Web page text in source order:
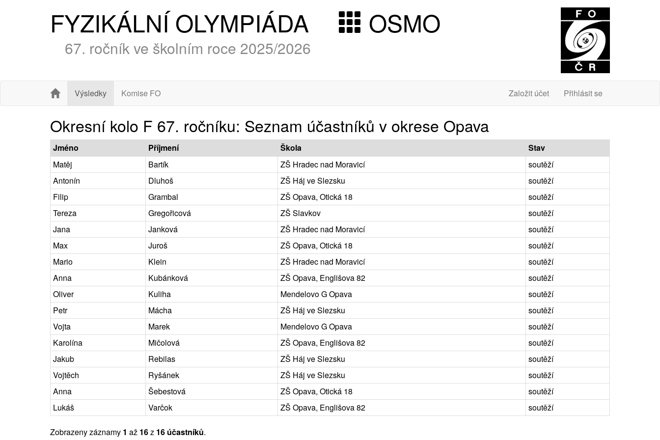
FYZIKÁLNÍ OLYMPIÁDA OSMO
67. ročník ve školním roce 2025/2026
Výsledky Komise FO Založit účet Přihlásit se
Okresní kolo F 67. ročníku: Seznam účastníků v okrese Opava
Jméno Příjmení Škola
Stav
Matěj
Bartík ZŠ Hradec nad Moravicí
soutěží
Antonín
Dluhoš ZŠ Háj ve Slezsku
soutěží
Filip
Grambal ZŠ Opava, Otická 18
soutěží
Tereza
Gregořicová ZŠ Slavkov
soutěží
Jana
Janková ZŠ Hradec nad Moravicí
soutěží
Max
Juroš ZŠ Opava, Otická 18
soutěží
Mario
Klein ZŠ Hradec nad Moravicí
soutěží
Anna
Kubánková ZŠ Opava, Englišova 82
soutěží
Oliver
Kuliha Mendelovo G Opava
soutěží
Petr
Mácha ZŠ Háj ve Slezsku
soutěží
Vojta
Marek Mendelovo G Opava
soutěží
Karolína
Mičolová ZŠ Opava, Englišova 82
soutěží
Jakub
Rebilas ZŠ Háj ve Slezsku
soutěží
Vojtěch
Ryšánek ZŠ Háj ve Slezsku
soutěží
Anna
Šebestová ZŠ Opava, Otická 18
soutěží
Lukáš
Varčok ZŠ Opava, Englišova 82 soutěží
Zobrazeny záznamy 1 až 16z 16 účastníků.